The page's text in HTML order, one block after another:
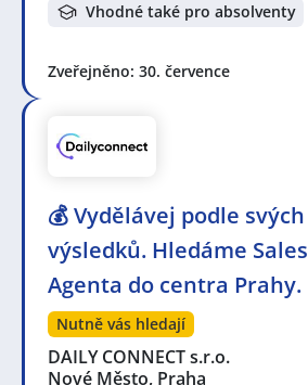
Vhodné také pro absolventy
Zveřejněno: 30. července
💰 Vydělávej podle svých
výsledků. Hledáme Sales
Agenta do centra Prahy.
Nutně vás hledají
DAILY CONNECT s.r.o.
Nové Město, Praha